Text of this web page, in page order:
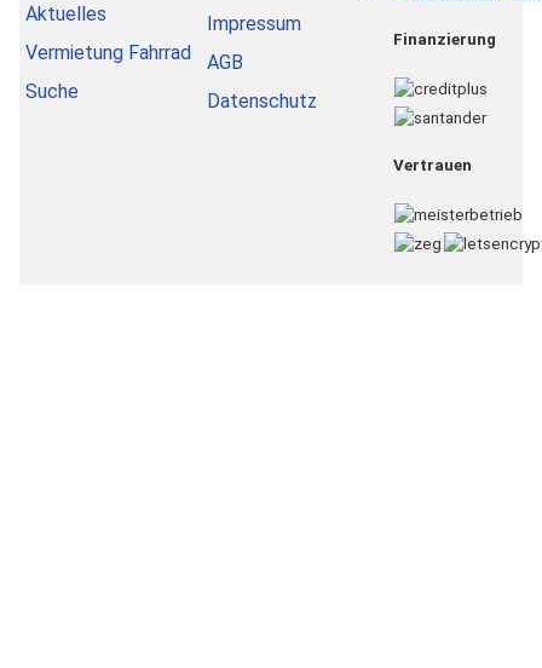
Aktuelles
Vermietung Fahrrad
Suche
Impressum
AGB
Datenschutz
Finanzierung
Vertrauen